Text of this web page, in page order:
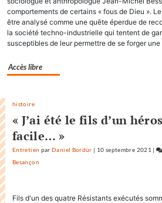
comportements de certains « fous de Dieu ».
être analysé comme une quête éperdue de
la société techno-industrielle qui tentent de
susceptibles de leur permettre de se forger
Accès libre
histoire
« J’ai été le fils d’un
facile… »
Entretien parDaniel Bordür | 10 septembre 2021 |
Besançon
Fils d'un des quatre Résistants exécutés